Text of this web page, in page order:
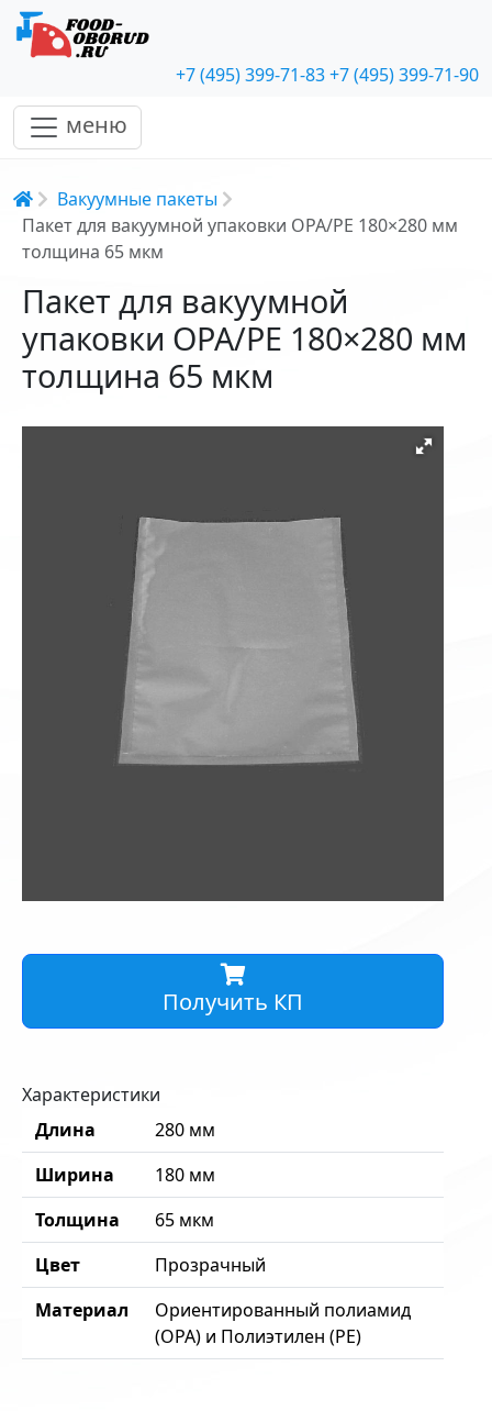
+7 (495) 399-71-83+7 (495) 399-71-90
меню
Строка навигации
Вакуумные пакеты
Пакет для вакуумной упаковки OPA/PE 180×280 мм
толщина 65 мкм
Пакет для вакуумной
упаковки OPA/PE 180×280 мм
толщина 65 мкм
Получить КП
Характеристики
Длина
280 мм
Ширина
180 мм
Толщина
65 мкм
Цвет
Прозрачный
Материал
Ориентированный полиамид
(OPA) и Полиэтилен (PE)